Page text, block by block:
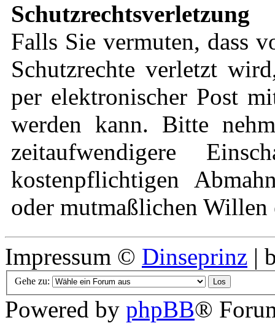
Schutzrechtsverletzung
Falls Sie vermuten, dass
Schutzrechte verletzt
per elektronischer Post
werden kann. Bitte
zeitaufwendigere
kostenpflichtigen
oder mutmaßlichen Willen
Impressum © Dinseprinz |
Gehe zu:
Powered by phpBB®